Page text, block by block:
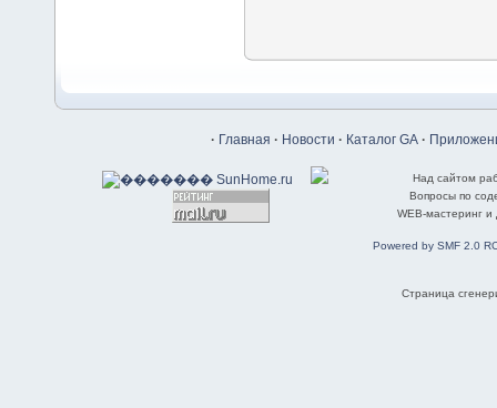
· Главная · Новости · Каталог GA ·
Над сайтом
Вопросы по
WEB-мастеринг
Powered by SMF 2.0
Страница